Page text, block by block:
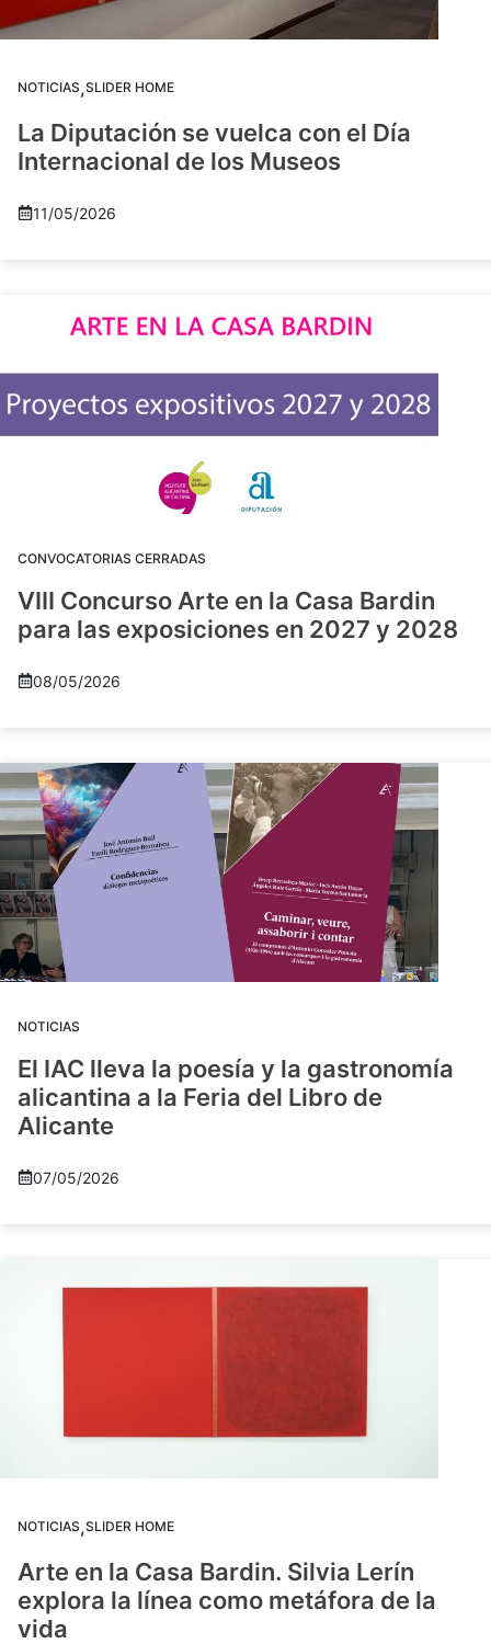
NOTICIAS,SLIDER HOME
La Diputación se vuelca con el Día
Internacional de los Museos
11/05/2026
CONVOCATORIAS CERRADAS
VIII Concurso Arte en la Casa Bardin
para las exposiciones en 2027 y 2028
08/05/2026
NOTICIAS
El IAC lleva la poesía y la gastronomía
alicantina a la Feria del Libro de
Alicante
07/05/2026
NOTICIAS,SLIDER HOME
Arte en la Casa Bardin. Silvia Lerín
explora la línea como metáfora de la
vida